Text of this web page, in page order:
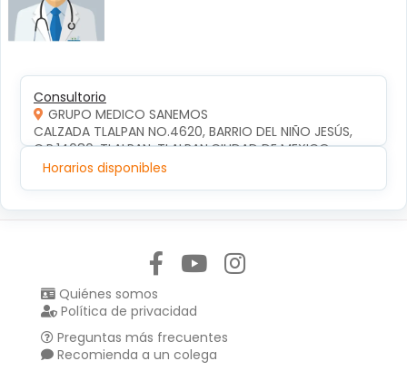
Consultorio
GRUPO MEDICO SANEMOS
CALZADA TLALPAN NO.4620, BARRIO DEL NIÑO JESÚS,
C.P.14080, TLALPAN, TLALPAN,CIUDAD DE MEXICO
Horarios disponibles
Quiénes somos
Política de privacidad
Preguntas más frecuentes
Recomienda a un colega